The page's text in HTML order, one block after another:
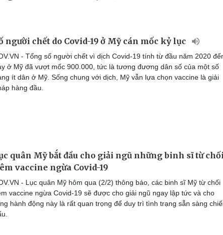
người chết do Covid-19 ở Mỹ cán mốc kỷ lục
- Tổng số người chết vì dịch Covid-19 tính từ đầu năm 2020
ở Mỹ đã vượt mốc 900.000, tức là tương đương dân số của một số
ít dân ở Mỹ. Sống chung với dịch, Mỹ vẫn lựa chọn vaccine là giải
hàng đầu.
quân Mỹ bắt đầu cho giải ngũ những binh sĩ từ chối
vaccine ngừa Covid-19
- Lục quân Mỹ hôm qua (2/2) thông báo, các binh sĩ Mỹ từ chối
vaccine ngừa Covid-19 sẽ được cho giải ngũ ngay lập tức và cho
hành động này là rất quan trọng để duy trì tình trạng sẵn sàng